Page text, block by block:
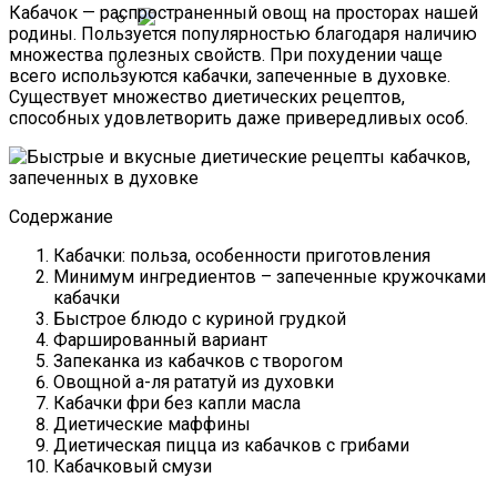
Что Предусматривает Одна Из Самых
Эффективных Диета 2468, Меню На
Каждый День И Отзывы
Способы И Механизмы
Психологической Защиты От
Кабачок — распространенный овощ на просторах нашей
родины. Пользуется популярностью благодаря наличию
множества полезных свойств. При похудении чаще
всего используются кабачки, запеченные в духовке.
Существует множество диетических рецептов,
способных удовлетворить даже привередливых особ.
Содержание
Кабачки: польза, особенности приготовления
Минимум ингредиентов – запеченные кружочками
кабачки
Быстрое блюдо с куриной грудкой
Фаршированный вариант
Запеканка из кабачков с творогом
Овощной а-ля рататуй из духовки
Кабачки фри без капли масла
Диетические маффины
Диетическая пицца из кабачков с грибами
Кабачковый смузи